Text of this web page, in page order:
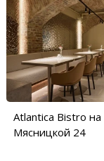
Atlantica Bistro на
Мясницкой 24